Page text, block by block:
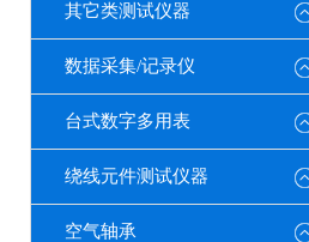
其它类测试仪器
数据采集/记录仪
台式数字多用表
绕线元件测试仪器
空气轴承